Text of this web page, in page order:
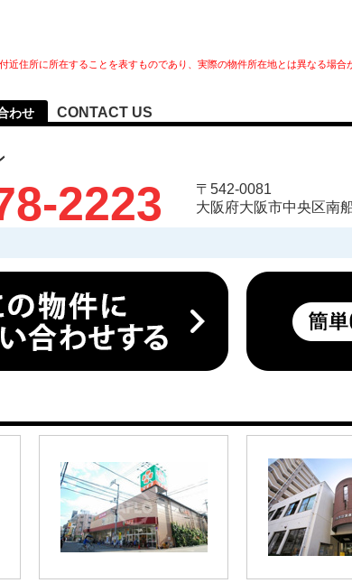
住所に所在することを表すものであり、実際の物件所在地とは異なる場合
わせ CONTACT US
2223
〒542-0081
大阪府大阪市中央区南